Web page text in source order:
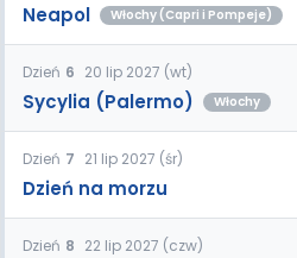
Neapol Włochy (Capri i Pompeje)
Dzień 6 20 lip 2027 (wt)
Sycylia (Palermo) Włochy
Dzień 7 21 lip 2027 (śr)
Dzień na morzu
Dzień 8 22 lip 2027 (czw)